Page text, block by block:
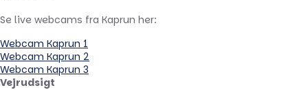
Se live webcams fra Kaprun her:
Webcam Kaprun 1
Webcam Kaprun 2
Webcam Kaprun 3
Vejrudsigt